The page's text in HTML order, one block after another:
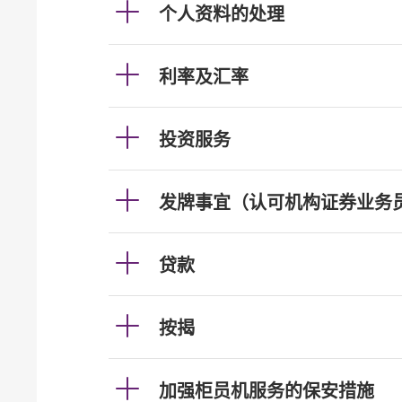
个人资料的处理
利率及汇率
投资服务
发牌事宜（认可机构证券业务
贷款
按揭
加强柜员机服务的保安措施